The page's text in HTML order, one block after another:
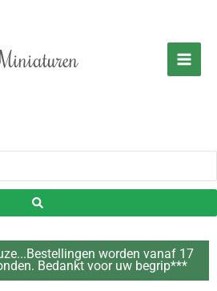
worden vanaf 17
Bedankt voor uw begrip***